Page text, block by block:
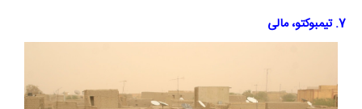
7. تیمبوکتو، مالی